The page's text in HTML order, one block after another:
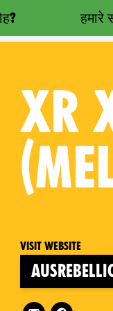
हमारे
XR
Visit website
Follow XR XR